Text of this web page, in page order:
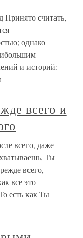
Принято считать,
однако
и историй:
всего и
всего, даже
Ты
всего,
все это
есть как Ты